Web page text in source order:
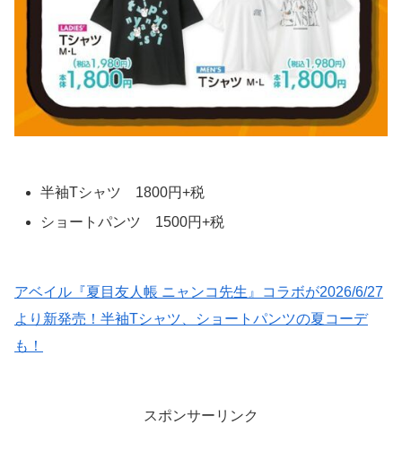
半袖Tシャツ 1800円+税
ショートパンツ 1500円+税
アベイル『夏目友人帳 ニャンコ先生』コラボが2026/6/27
より新発売！半袖Tシャツ、ショートパンツの夏コーデ
も！
スポンサーリンク